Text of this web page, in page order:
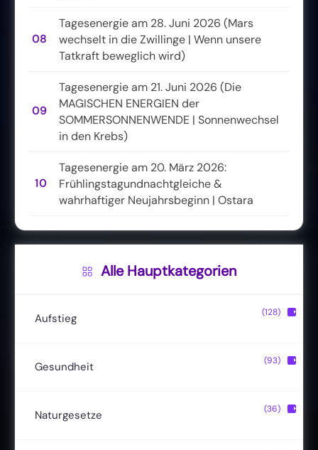
08
Tagesenergie am 28. Juni 2026 (Mars
wechselt in die Zwillinge | Wenn unsere
Tatkraft beweglich wird)
09
Tagesenergie am 21. Juni 2026 (Die
MAGISCHEN ENERGIEN der
SOMMERSONNENWENDE | Sonnenwechsel
in den Krebs)
10
Tagesenergie am 20. März 2026:
Frühlingstagundnachtgleiche &
wahrhaftiger Neujahrsbeginn | Ostara
Alle Hauptkategorien
Aufstieg
Christusbewusstsein (20)
(11)
(128) ▶
Gesundheit
(13)
(93) ▶
Naturgesetze (36) ▶